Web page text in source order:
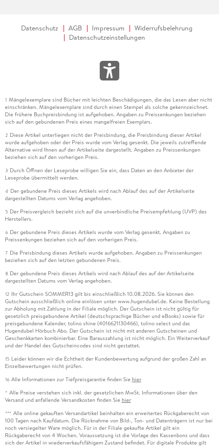
Datenschutz AGB Impressum
Widerrufsbelehrung
Datenschutzeinstellungen
1 Mängelexemplare sind Bücher mit leichten Beschädigungen, die das Lesen aber nicht
einschränken. Mängelexemplare sind durch einen Stempel als solche gekennzeichnet.
Die frühere Buchpreisbindung ist aufgehoben. Angaben zu Preissenkungen beziehen
sich auf den gebundenen Preis eines mangelfreien Exemplars.
2 Diese Artikel unterliegen nicht der Preisbindung, die Preisbindung dieser Artikel
wurde aufgehoben oder der Preis wurde vom Verlag gesenkt. Die jeweils zutreffende
Alternative wird Ihnen auf der Artikelseite dargestellt. Angaben zu Preissenkungen
beziehen sich auf den vorherigen Preis.
3 Durch Öffnen der Leseprobe willigen Sie ein, dass Daten an den Anbieter der
Leseprobe übermittelt werden.
4 Der gebundene Preis dieses Artikels wird nach Ablauf des auf der Artikelseite
dargestellten Datums vom Verlag angehoben.
5 Der Preisvergleich bezieht sich auf die unverbindliche Preisempfehlung (UVP) des
Herstellers.
6 Der gebundene Preis dieses Artikels wurde vom Verlag gesenkt. Angaben zu
Preissenkungen beziehen sich auf den vorherigen Preis.
7 Die Preisbindung dieses Artikels wurde aufgehoben. Angaben zu Preissenkungen
beziehen sich auf den letzten gebundenen Preis.
8 Der gebundene Preis dieses Artikels wird nach Ablauf des auf der Artikelseite
dargestellten Datums vom Verlag angehoben.
12 Ihr Gutschein SOMMER13 gilt bis einschließlich 10.08.2026. Sie können den
Gutschein ausschließlich online einlösen unter www.hugendubel.de. Keine Bestellung
zur Abholung mit Zahlung in der Filiale möglich. Der Gutschein ist nicht gültig für
gesetzlich preisgebundene Artikel (deutschsprachige Bücher und eBooks) sowie für
preisgebundene Kalender, tolino shine (4016621130466), tolino select und das
Hugendubel Hörbuch Abo. Der Gutschein ist nicht mit anderen Gutscheinen und
Geschenkkarten kombinierbar. Eine Barauszahlung ist nicht möglich. Ein Weiterverkauf
und der Handel des Gutscheincodes sind nicht gestattet.
15 Leider können wir die Echtheit der Kundenbewertung aufgrund der großen Zahl an
Einzelbewertungen nicht prüfen.
16 Alle Informationen zur Tiefpreisgarantie finden Sie hier
* Alle Preise verstehen sich inkl. der gesetzlichen MwSt. Informationen über den
Versand und anfallende Versandkosten finden Sie hier
*** Alle online gekauften Versandartikel beinhalten ein erweitertes Rückgaberecht von
100 Tagen nach Kaufdatum. Die Rücknahme von Bild-, Ton- und Datenträgern ist nur bei
noch versiegelter Ware möglich. Für in der Filiale gekaufte Artikel gilt ein
Rückgaberecht von 4 Wochen. Voraussetzung ist die Vorlage des Kassenbons und dass
sich der Artikel in wiederverkaufsfähigem Zustand befindet. Für digitale Produkte gilt